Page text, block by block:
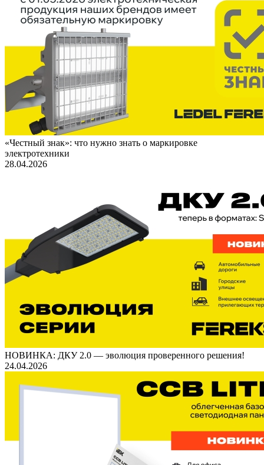
«Честный знак»: что нужно знать о маркировке
электротехники
28.04.2026
НОВИНКА: ДКУ 2.0 — эволюция проверенного решения!
24.04.2026